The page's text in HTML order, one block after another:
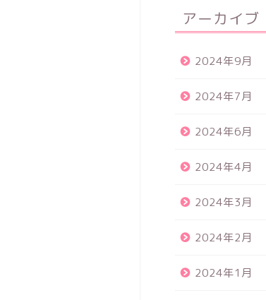
アーカイブ
2024年9月
2024年7月
2024年6月
2024年4月
2024年3月
2024年2月
2024年1月